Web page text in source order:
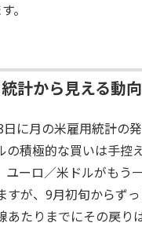
。
計から見える動
に月の米雇用統計の
の積極的な買いは手控
ユーロ／米ドルがもう
すが、9月初旬からず
あたりまでにその戻り